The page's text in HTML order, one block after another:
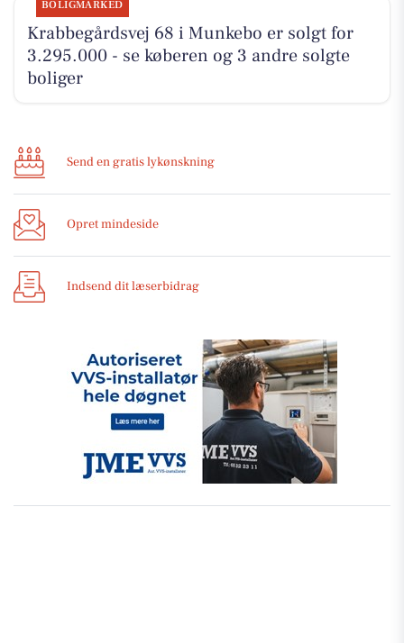
BOLIGMARKED
Krabbegårdsvej 68 i Munkebo er solgt for
3.295.000 - se køberen og 3 andre solgte
boliger
Send en gratis lykønskning
Opret mindeside
Indsend dit læserbidrag